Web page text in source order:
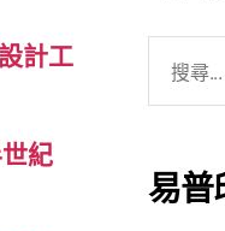
計工
紀
字:
易普